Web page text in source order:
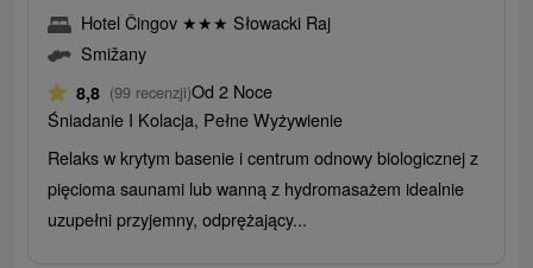
Hotel Čingov ★★★ Słowacki Raj
Smižany
8,8 (99 recenzji)Od 2 Noce
Śniadanie I Kolacja, Pełne Wyżywienie
Relaks w krytym basenie i centrum odnowy biologicznej z
pięcioma saunami lub wanną z hydromasażem idealnie
uzupełni przyjemny, odprężający...